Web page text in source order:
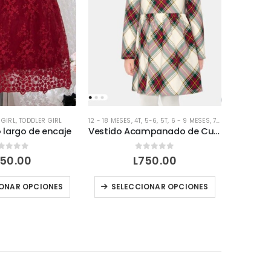
GIRL,TODDLER GIRL
largo de encaje
of 5
OPCIONES
Este producto tiene múltiples variantes. Las opciones se pueden elegir en la página de producto
12 - 18 MESES,4T, 5-6, 5T, 6 - 9 MESES,7T
Vestido Acampanado de Cuadros para Niñas
0out of 5
L750.00
SELECCIONAR OPCIONES
Este producto tiene múltiples variantes. Las opciones se pueden elegir en la página de producto